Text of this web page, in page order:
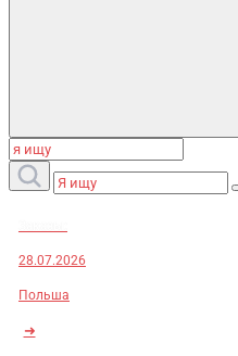
28.07.2026
Польша
➜